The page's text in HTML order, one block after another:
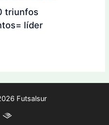
triunfos
líder
Futsalsur